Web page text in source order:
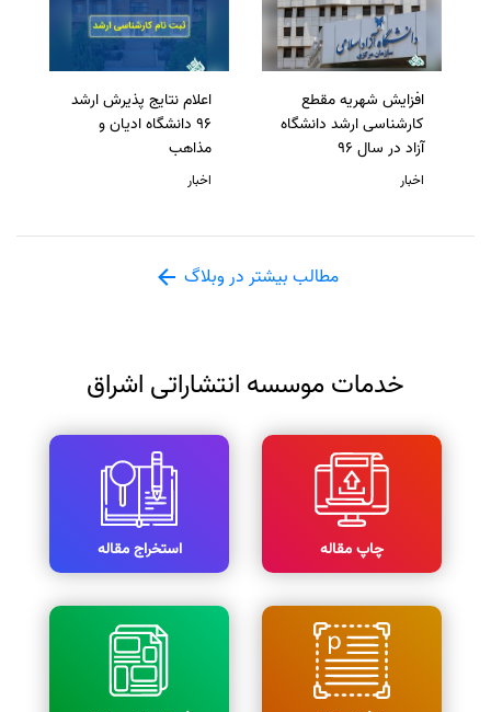
افزایش شهریه مقطع
کارشناسی ارشد دانشگاه
آزاد در سال 96
اخبار
اعلام نتایج پذیرش ارشد
96 دانشگاه ادیان و
مذاهب
اخبار
مطالب بیشتر در وبلاگ
خدمات موسسه انتشاراتی اشراق
چاپ مقاله استخراج مقاله